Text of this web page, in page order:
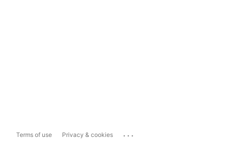
Terms of use Privacy & cookies ...